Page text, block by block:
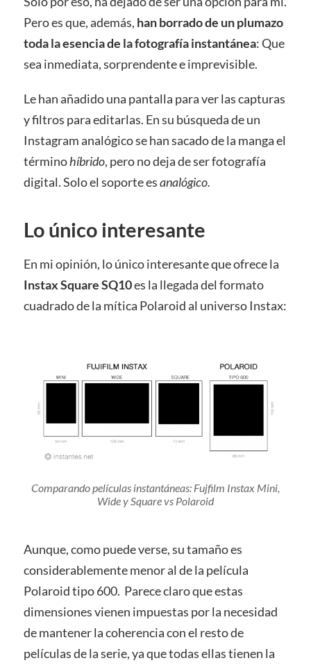
Pero es que, además, han borrado de un plumazo
toda la esencia de la fotografía instantánea: Que
sea inmediata, sorprendente e imprevisible.
Le han añadido una pantalla para ver las capturas
y filtros para editarlas. En su búsqueda de un
Instagram analógico se han sacado de la manga el
términohíbrido, pero no deja de ser fotografía
digital. Solo el soporte esanalógico.
Lo único interesante
En mi opinión, lo único interesante que ofrece la
Instax Square SQ10es la llegada del formato
cuadrado de la mítica Polaroid al universo Instax:
Comparando películas instantáneas: Fujfilm Instax Mini,
Wide y Square vs Polaroid
Aunque, como puede verse, su tamaño es
considerablemente menor al de la película
Polaroid tipo 600. Parece claro que estas
dimensiones vienen impuestas por la necesidad
de mantener la coherencia con el resto de
películas de la serie, ya que todas ellas tienen la